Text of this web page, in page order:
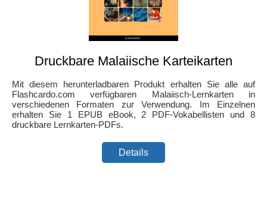
Druckbare Malaiische Karteikarten
Mit diesem herunterladbaren Produkt erhalten Sie alle auf
Flashcardo.com verfügbaren Malaiisch-Lernkarten in
verschiedenen Formaten zur Verwendung. Im Einzelnen
erhalten Sie 1 EPUB eBook, 2 PDF-Vokabellisten und 8
druckbare Lernkarten-PDFs.
Details